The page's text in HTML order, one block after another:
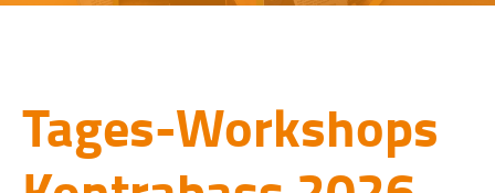
Tages-Workshops